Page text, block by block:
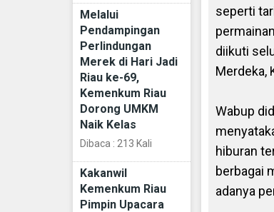
Melalui
Pendampingan
Perlindungan
Merek di Hari Jadi
Riau ke-69,
Kemenkum Riau
Dorong UMKM
Naik Kelas
Dibaca : 213 Kali
Kakanwil
Kemenkum Riau
Pimpin Upacara
seperti
diikuti
Merdeka,
Wabup
hiburan
berbagai
adanya